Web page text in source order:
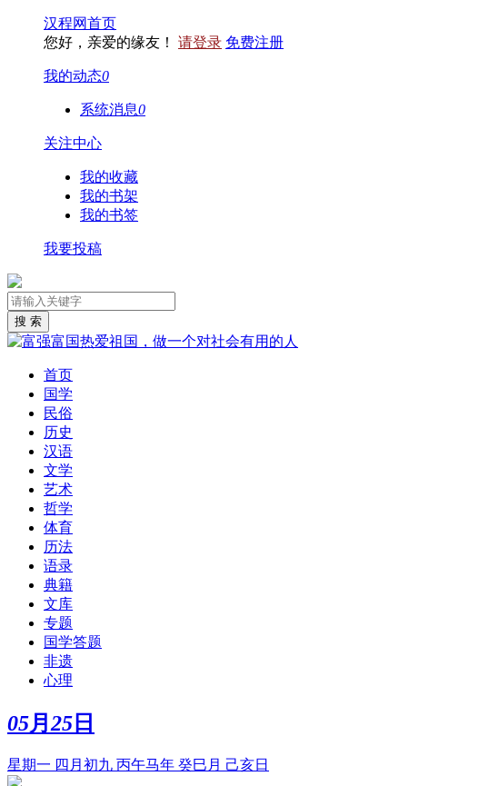
汉程网首页
您好，亲爱的缘友！ 请登录 免费注册
我的动态0
系统消息0
关注中心
我的收藏
我的书架
我的书签
我要投稿
首页
国学
民俗
历史
汉语
文学
艺术
哲学
体育
历法
语录
典籍
文库
专题
国学答题
非遗
心理
05月 25 日
星期一 四月初九 丙午马年 癸巳月 己亥日